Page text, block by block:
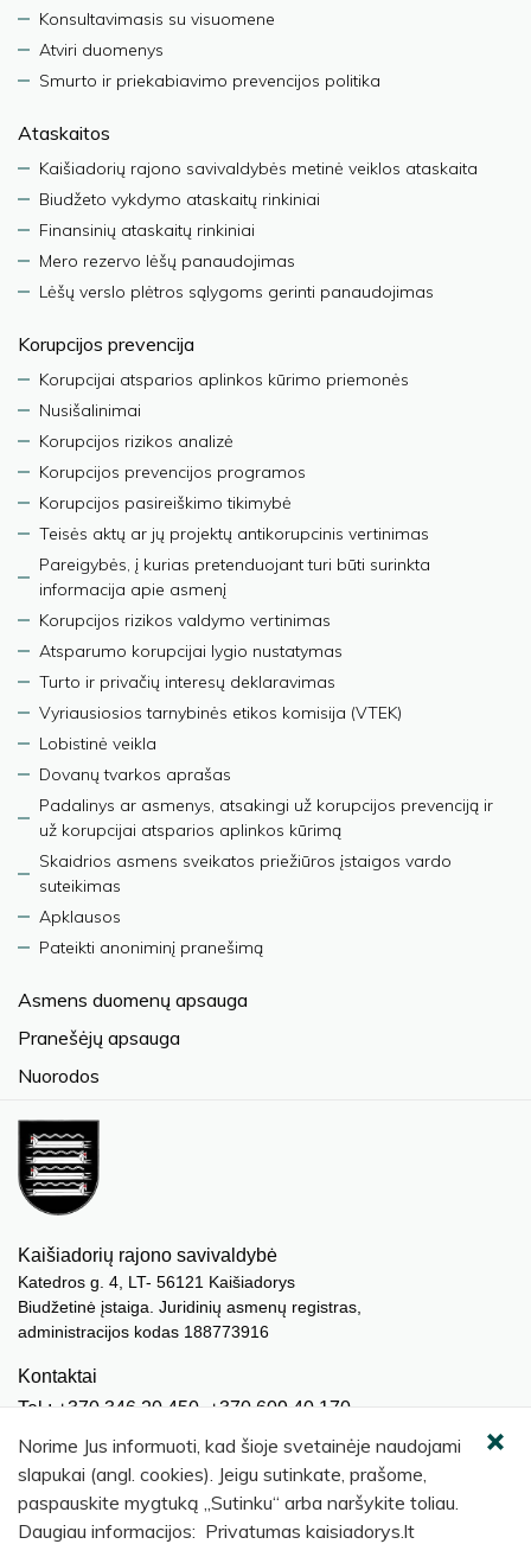
Konsultavimasis su visuomene
Atviri duomenys
Smurto ir priekabiavimo prevencijos politika
Ataskaitos
Kaišiadorių rajono savivaldybės metinė veiklos ataskaita
Biudžeto vykdymo ataskaitų rinkiniai
Finansinių ataskaitų rinkiniai
Mero rezervo lėšų panaudojimas
Lėšų verslo plėtros sąlygoms gerinti panaudojimas
Korupcijos prevencija
Korupcijai atsparios aplinkos kūrimo priemonės
Nusišalinimai
Korupcijos rizikos analizė
Korupcijos prevencijos programos
Korupcijos pasireiškimo tikimybė
Teisės aktų ar jų projektų antikorupcinis vertinimas
Pareigybės, į kurias pretenduojant turi būti surinkta
informacija apie asmenį
Korupcijos rizikos valdymo vertinimas
Atsparumo korupcijai lygio nustatymas
Turto ir privačių interesų deklaravimas
Vyriausiosios tarnybinės etikos komisija (VTEK)
Lobistinė veikla
Dovanų tvarkos aprašas
Padalinys ar asmenys, atsakingi už korupcijos prevenciją ir
už korupcijai atsparios aplinkos kūrimą
Skaidrios asmens sveikatos priežiūros įstaigos vardo
suteikimas
Apklausos
Pateikti anoniminį pranešimą
Asmens duomenų apsauga
Pranešėjų apsauga
Nuorodos
Kaišiadorių rajono savivaldybė
Katedros g. 4, LT- 56121 Kaišiadorys
Biudžetinė įstaiga. Juridinių asmenų registras,
administracijos kodas 188773916
Kontaktai
Tel.: +370 346 20 450, +370 609 40 170
El. paštas.: meras@kaisiadorys.lt
dokumentai@kaisiadorys.lt
Naujienų prenumerata
Norime Jus informuoti, kad šioje svetainėje naudojami
slapukai (angl. cookies). Jeigu sutinkate, prašome,
paspauskite mygtuką „Sutinku“ arba naršykite toliau.
Daugiau informacijos: Privatumas kaisiadorys.lt